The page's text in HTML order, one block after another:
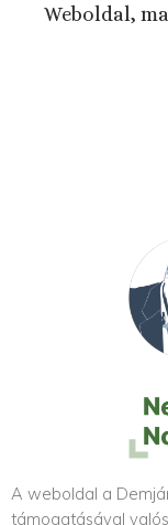
Weboldal,
A weboldal a
támogatásával